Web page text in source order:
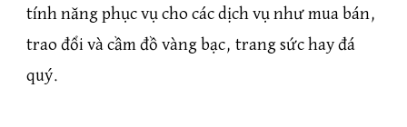
tính năng phục vụ cho các dịch vụ như mua bán,
trao đổi và cầm đồ vàng bạc, trang sức hay đá
quý.